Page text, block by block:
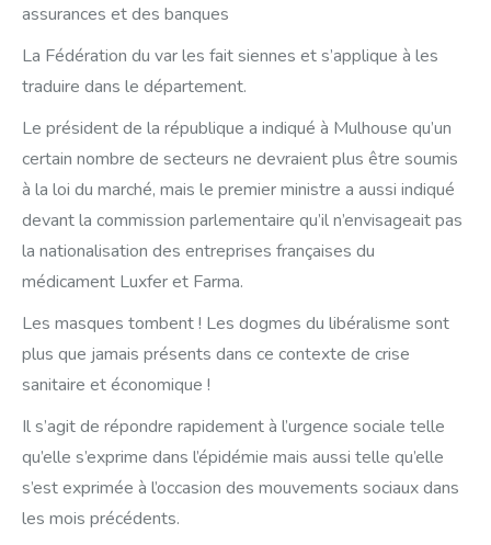
assurances et des banques
La Fédération du var les fait siennes et s’applique à les
traduire dans le département.
Le président de la république a indiqué à Mulhouse qu’un
certain nombre de secteurs ne devraient plus être soumis
à la loi du marché, mais le premier ministre a aussi indiqué
devant la commission parlementaire qu’il n’envisageait pas
la nationalisation des entreprises françaises du
médicament Luxfer et Farma.
Les masques tombent ! Les dogmes du libéralisme sont
plus que jamais présents dans ce contexte de crise
sanitaire et économique !
Il s’agit de répondre rapidement à l’urgence sociale telle
qu’elle s’exprime dans l’épidémie mais aussi telle qu’elle
s’est exprimée à l’occasion des mouvements sociaux dans
les mois précédents.